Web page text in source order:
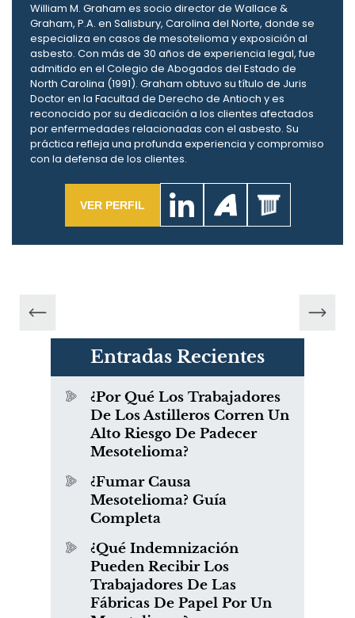
William M. Graham es socio director de Wallace &
Graham, P.A. en Salisbury, Carolina del Norte, donde se
especializa en casos de mesotelioma y exposición al
asbesto. Con más de 30 años de experiencia legal, fue
admitido en el Colegio de Abogados del Estado de
North Carolina (1991). Graham obtuvo su título de Juris
Doctor en la Facultad de Derecho de Antioch y es
reconocido por su dedicación a los clientes afectados
por enfermedades relacionadas con el asbesto. Su
práctica refleja una profunda experiencia y compromiso
con la defensa de los clientes.
VER PERFIL
Entradas Recientes
¿Por Qué Los Trabajadores
De Los Astilleros Corren Un
Alto Riesgo De Padecer
Mesotelioma?
¿Fumar Causa
Mesotelioma? Guía
Completa
¿Qué Indemnización
Pueden Recibir Los
Trabajadores De Las
Fábricas De Papel Por Un